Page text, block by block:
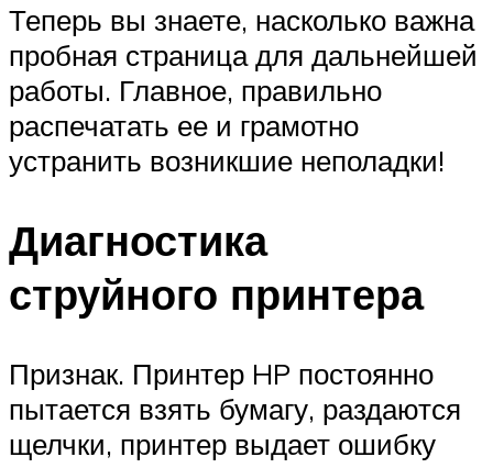
Теперь вы знаете, насколько важна
пробная страница для дальнейшей
работы. Главное, правильно
распечатать ее и грамотно
устранить возникшие неполадки!
Диагностика
струйного принтера
Признак. Принтер HP постоянно
пытается взять бумагу, раздаются
щелчки, принтер выдает ошибку